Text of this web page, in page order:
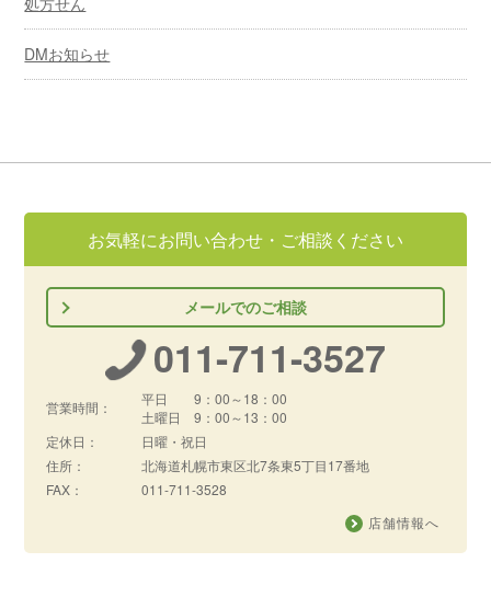
DMお知らせ
お気軽にお問い合わせ・ご相談ください
メールでのご相談
011-711-3527
営業時間：
平日 9：00～18：00
土曜日 9：00～13：00
定休日：
日曜・祝日
住所：
北海道札幌市東区北7条東5丁目17番地
FAX：
011-711-3528
店舗情報へ